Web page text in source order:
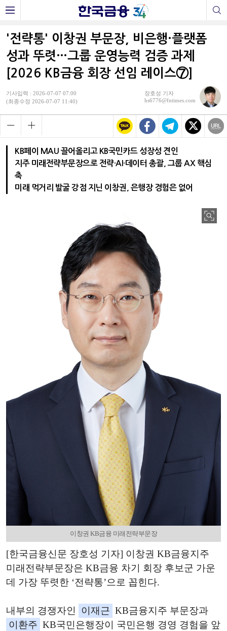
'전략통' 이창권 부문장, 비은행·플랫폼
성과 뚜렷…그룹 운영능력 검증 과제
[2026 KB금융 회장 선임 레이스⑦]
기사입력 : 2026-07-07 07:00
(최종수정 2026-07-07 11:40)
장호성 기자
hs6776@fntimes.com
KB페이 MAU 끌어올리고 KB국민카드 성장성 견인
지주 미래전략부문장으로 전략·AI·데이터 총괄, 그룹 AX 핵심
축
미래 먹거리 발굴 강점 지닌 이창권, 은행장 경험은 없어
이창권 KB금융 미래전략부문장
[한국금융신문 장호성 기자] 이창권 KB금융지주
미래전략부문장은 KB금융 차기 회장 후보군 가운
데 가장 뚜렷한 ‘전략통’으로 꼽힌다.
내부의 경쟁자인 이재근 KB금융지주 부문장과
이환주 KB국민은행장이 국민은행 경영 경험을 앞